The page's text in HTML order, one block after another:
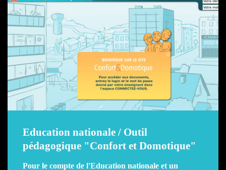
Education nationale / Outil
pédagogique "Confort et Domotique"
Pour le compte de l'Education nationale et un